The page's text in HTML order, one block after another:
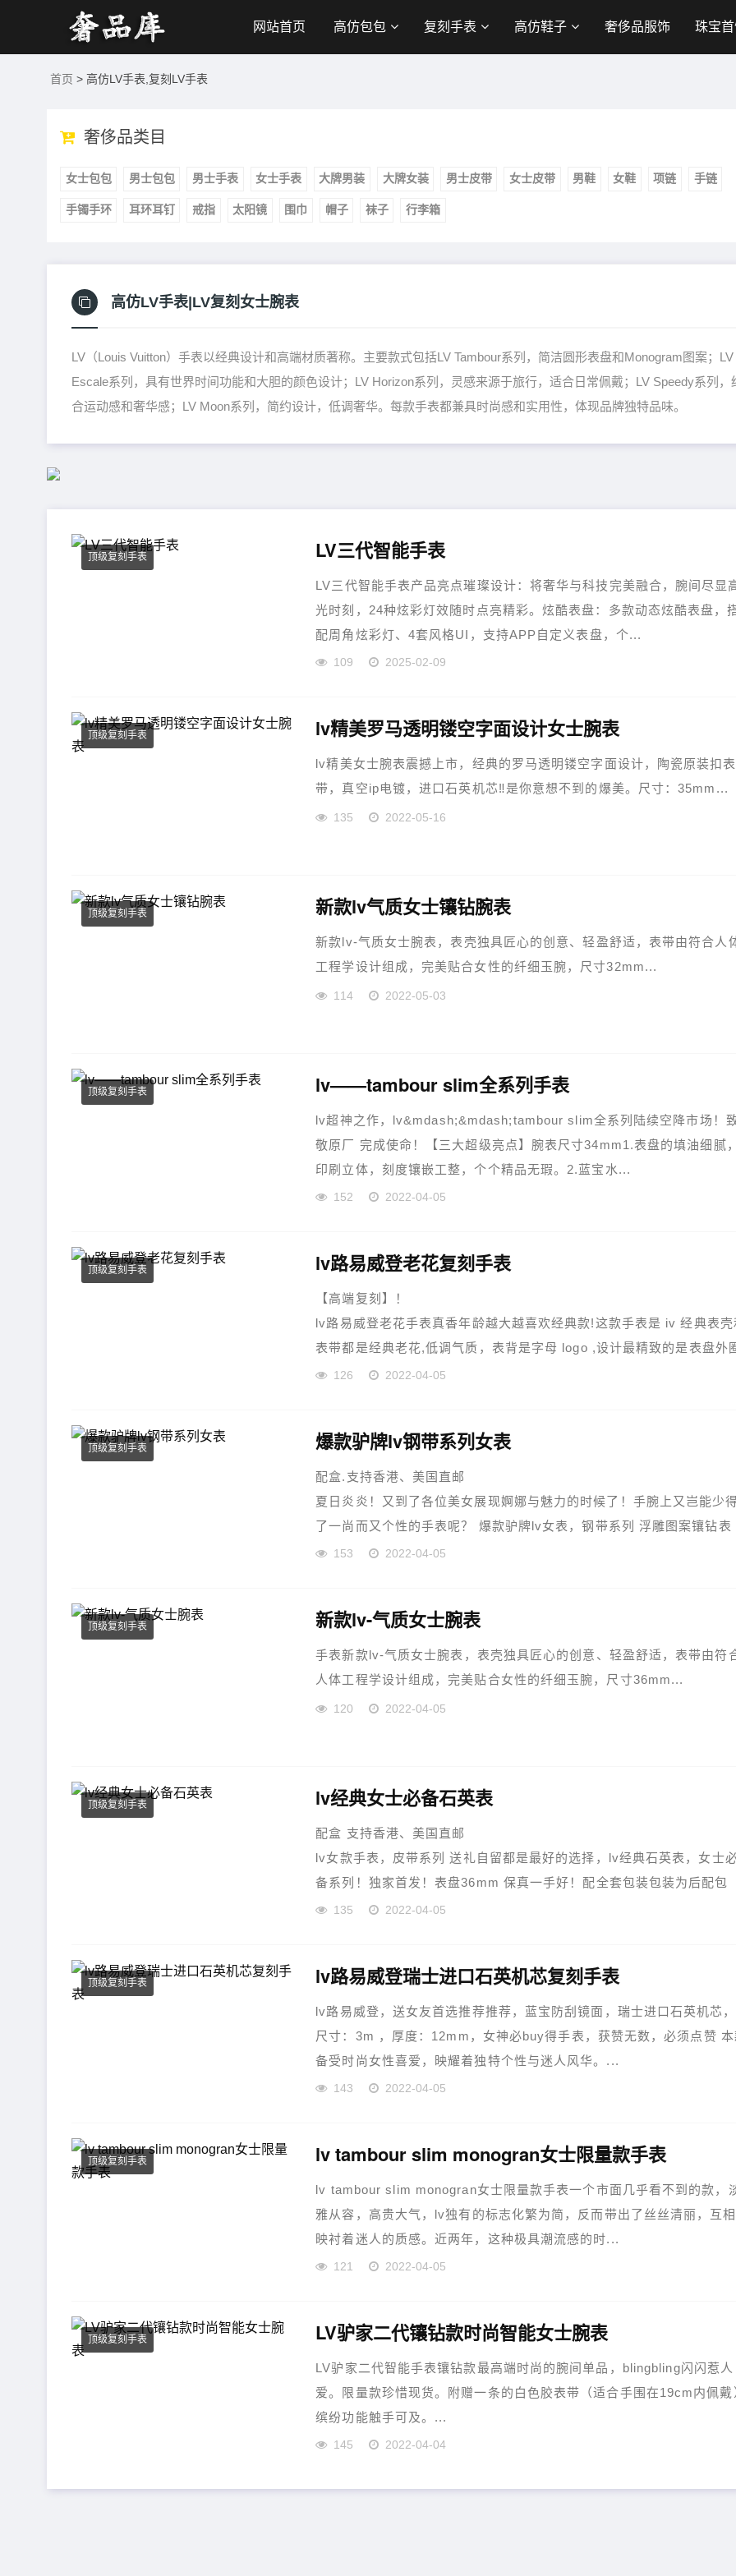
网站首页 高仿包包 复刻手表 高仿鞋子 奢侈品服饰 珠宝
首页 > 高仿LV手表,复刻LV手表
奢侈品类目
女士包包 男士包包 男士手表 女士手表 大牌男装 大牌女装 男士皮带 女士皮带 男鞋 女鞋 项链 手链
手镯手环 耳环耳钉 戒指 太阳镜 围巾 帽子 袜子 行李箱
高仿LV手表|LV复刻女士腕表
LV（Louis Vuitton）手表以经典设计和高端材质著称。主要款式包括LV Tambour系列，简洁圆形表盘和Monogram图案；LV
Escale系列，具有世界时间功能和大胆的颜色设计；LV Horizon系列，灵感来源于旅行，适合日常佩戴；LV Speedy系列，
合运动感和奢华感；LV Moon系列，简约设计，低调奢华。每款手表都兼具时尚感和实用性，体现品牌独特品味。
顶级复刻手表 LV三代智能手表
LV三代智能手表产品亮点璀璨设计：将奢华与科技完美融合，腕间尽显
光时刻，24种炫彩灯效随时点亮精彩。炫酷表盘：多款动态炫酷表盘，
配周角炫彩灯、4套风格UI，支持APP自定义表盘，个...
109 2025-02-09
顶级复刻手表 lv精美罗马透明镂空字面设计女士腕表
lv精美女士腕表震撼上市，经典的罗马透明镂空字面设计，陶瓷原装扣表
带，真空ip电镀，进口石英机芯‼️是你意想不到的爆美。尺寸：35mm...
135 2022-05-16
顶级复刻手表 新款lv气质女士镶钻腕表
新款lv-气质女士腕表，表壳独具匠心的创意、轻盈舒适，表带由符合人
工程学设计组成，完美贴合女性的纤细玉腕，尺寸32mm...
114 2022-05-03
顶级复刻手表 lv——tambour slim全系列手表
lv超神之作，lv&mdash;&mdash;tambour slim全系列陆续空降市场！
敬原厂 完成使命！【三大超级亮点】腕表尺寸34mm1.表盘的填油细腻
印刷立体，刻度镶嵌工整，个个精品无瑕。2.蓝宝水...
152 2022-04-05
顶级复刻手表 lv路易威登老花复刻手表
【高端复刻】！
lv路易威登老花手表真香年龄越大越喜欢经典款!这款手表是 iv 经典表壳
表带都是经典老花,低调气质，表背是字母 logo ,设计最精致的是表盘外
是围着 louis vui...
126 2022-04-05
顶级复刻手表 爆款驴牌lv钢带系列女表
配盒.支持香港、美国直邮
夏日炎炎！又到了各位美女展现婀娜与魅力的时候了！手腕上又岂能少
了一尚而又个性的手表呢？ 爆款驴牌lv女表，钢带系列 浮雕图案镶钻表
盘，超有立体感！送礼...
153 2022-04-05
顶级复刻手表 新款lv-气质女士腕表
手表新款lv-气质女士腕表，表壳独具匠心的创意、轻盈舒适，表带由符
人体工程学设计组成，完美贴合女性的纤细玉腕，尺寸36mm...
120 2022-04-05
顶级复刻手表 lv经典女士必备石英表
配盒 支持香港、美国直邮
lv女款手表，皮带系列 送礼自留都是最好的选择，lv经典石英表，女士
备系列！独家首发！表盘36mm 保真一手好！配全套包装包装为后配包
装！...
135 2022-04-05
顶级复刻手表 lv路易威登瑞士进口石英机芯复刻手表
lv路易威登，送女友首选推荐推荐，蓝宝防刮镜面，瑞士进口石英机芯，
尺寸：3m ，厚度：12mm，女神必buy得手表，获赞无数，必须点赞
备受时尚女性喜爱，映耀着独特个性与迷人风华。...
143 2022-04-05
顶级复刻手表 lv tambour slim monogran女士限量款手表
lv tambour slim monogran女士限量款手表一个市面几乎看不到的款，
雅从容，高贵大气，lv独有的标志化繁为简，反而带出了丝丝清丽，互相
映衬着迷人的质感。近两年，这种极具潮流感的时...
121 2022-04-05
顶级复刻手表 LV驴家二代镶钻款时尚智能女士腕表
LV驴家二代智能手表镶钻款最高端时尚的腕间单品，blingbling闪闪惹人
爱。限量款珍惜现货。附赠一条的白色胶表带（适合手围在19cm内佩戴
缤纷功能触手可及。...
145 2022-04-04